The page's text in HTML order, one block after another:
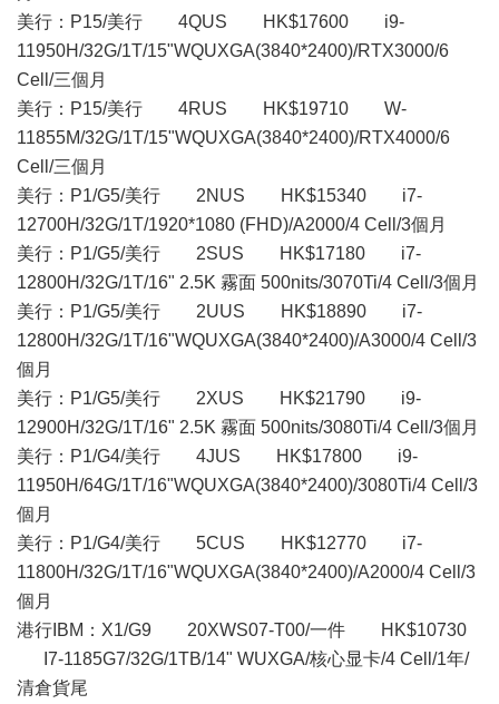
美行：P15/美行 4QUS HK$17600 i9-
11950H/32G/1T/15"WQUXGA(3840*2400)/RTX3000/6
Cell/三個月
美行：P15/美行 4RUS HK$19710 W-
11855M/32G/1T/15"WQUXGA(3840*2400)/RTX4000/6
Cell/三個月
美行：P1/G5/美行 2NUS HK$15340 i7-
12700H/32G/1T/1920*1080 (FHD)/A2000/4 Cell/3個月
美行：P1/G5/美行 2SUS HK$17180 i7-
12800H/32G/1T/16" 2.5K 霧面 500nits/3070Ti/4 Cell/3個月
美行：P1/G5/美行 2UUS HK$18890 i7-
12800H/32G/1T/16"WQUXGA(3840*2400)/A3000/4 Cell/3
個月
美行：P1/G5/美行 2XUS HK$21790 i9-
12900H/32G/1T/16" 2.5K 霧面 500nits/3080Ti/4 Cell/3個月
美行：P1/G4/美行 4JUS HK$17800 i9-
11950H/64G/1T/16"WQUXGA(3840*2400)/3080Ti/4 Cell/3
個月
美行：P1/G4/美行 5CUS HK$12770 i7-
11800H/32G/1T/16"WQUXGA(3840*2400)/A2000/4 Cell/3
個月
港行IBM：X1/G9 20XWS07-T00/一件 HK$10730
I7-1185G7/32G/1TB/14" WUXGA/核心显卡/4 Cell/1年/
清倉貨尾